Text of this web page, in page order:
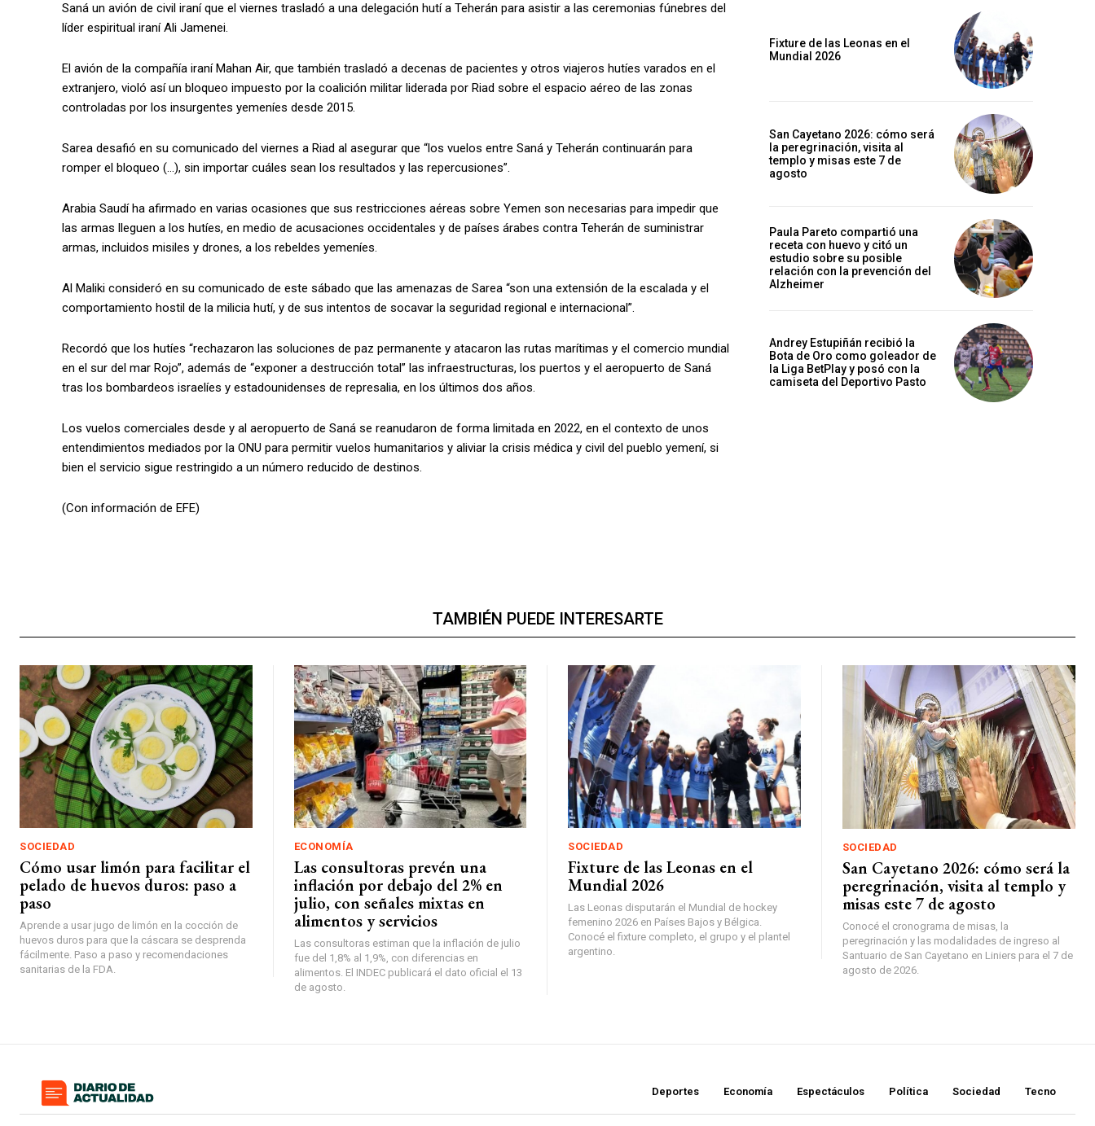
Saná un avión de civil iraní que el viernes trasladó a una delegación hutí a Teherán para asistir a las ceremonias fúnebres del
líder espiritual iraní Ali Jamenei.
El avión de la compañía iraní Mahan Air, que también trasladó a decenas de pacientes y otros viajeros hutíes varados en el
extranjero, violó así un bloqueo impuesto por la coalición militar liderada por Riad sobre el espacio aéreo de las zonas
controladas por los insurgentes yemeníes desde 2015.
Sarea desafió en su comunicado del viernes a Riad al asegurar que “los vuelos entre Saná y Teherán continuarán para
romper el bloqueo (…), sin importar cuáles sean los resultados y las repercusiones”.
Arabia Saudí ha afirmado en varias ocasiones que sus restricciones aéreas sobre Yemen son necesarias para impedir que
las armas lleguen a los hutíes, en medio de acusaciones occidentales y de países árabes contra Teherán de suministrar
armas, incluidos misiles y drones, a los rebeldes yemeníes.
Al Maliki consideró en su comunicado de este sábado que las amenazas de Sarea “son una extensión de la escalada y el
comportamiento hostil de la milicia hutí, y de sus intentos de socavar la seguridad regional e internacional”.
Recordó que los hutíes “rechazaron las soluciones de paz permanente y atacaron las rutas marítimas y el comercio mundial
en el sur del mar Rojo”, además de “exponer a destrucción total” las infraestructuras, los puertos y el aeropuerto de Saná
tras los bombardeos israelíes y estadounidenses de represalia, en los últimos dos años.
Los vuelos comerciales desde y al aeropuerto de Saná se reanudaron de forma limitada en 2022, en el contexto de unos
entendimientos mediados por la ONU para permitir vuelos humanitarios y aliviar la crisis médica y civil del pueblo yemení, si
bien el servicio sigue restringido a un número reducido de destinos.
(Con información de EFE)
Fixture de las Leonas en el
Mundial 2026
San Cayetano 2026: cómo será
la peregrinación, visita al
templo y misas este 7 de
agosto
Paula Pareto compartió una
receta con huevo y citó un
estudio sobre su posible
relación con la prevención del
Alzheimer
Andrey Estupiñán recibió la
Bota de Oro como goleador de
la Liga BetPlay y posó con la
camiseta del Deportivo Pasto
TAMBIÉN PUEDE INTERESARTE
SOCIEDAD
Cómo usar limón para facilitar el
pelado de huevos duros: paso a
paso
Aprende a usar jugo de limón en la cocción de
huevos duros para que la cáscara se desprenda
fácilmente. Paso a paso y recomendaciones
sanitarias de la FDA.
ECONOMÍA
Las consultoras prevén una
inflación por debajo del 2% en
julio, con señales mixtas en
alimentos y servicios
Las consultoras estiman que la inflación de julio
fue del 1,8% al 1,9%, con diferencias en
alimentos. El INDEC publicará el dato oficial el 13
de agosto.
SOCIEDAD
Fixture de las Leonas en el
Mundial 2026
Las Leonas disputarán el Mundial de hockey
femenino 2026 en Países Bajos y Bélgica.
Conocé el fixture completo, el grupo y el plantel
argentino.
SOCIEDAD
San Cayetano 2026: cómo será la
peregrinación, visita al templo y
misas este 7 de agosto
Conocé el cronograma de misas, la
peregrinación y las modalidades de ingreso al
Santuario de San Cayetano en Liniers para el 7 de
agosto de 2026.
Deportes Economía Espectáculos Política Sociedad Tecno